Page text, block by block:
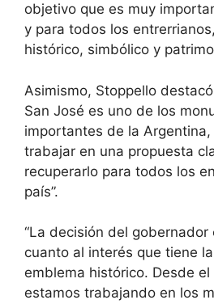
objetivo que es muy
y para todos los
histórico, simbólico y
Asimismo, Stoppello
San José es uno de los
importantes de la Argentina,
trabajar en una propuesta
recuperarlo para todos los
país”.
“La decisión del gobernador
cuanto al interés que tiene
emblema histórico. Desde
estamos trabajando en los